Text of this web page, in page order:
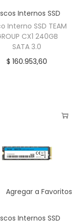
Internos SSD
Interno SSD TEAM
CX1 240GB
SATA 3.0
$ 160.953,60
Agregar a Favoritos
Internos SSD